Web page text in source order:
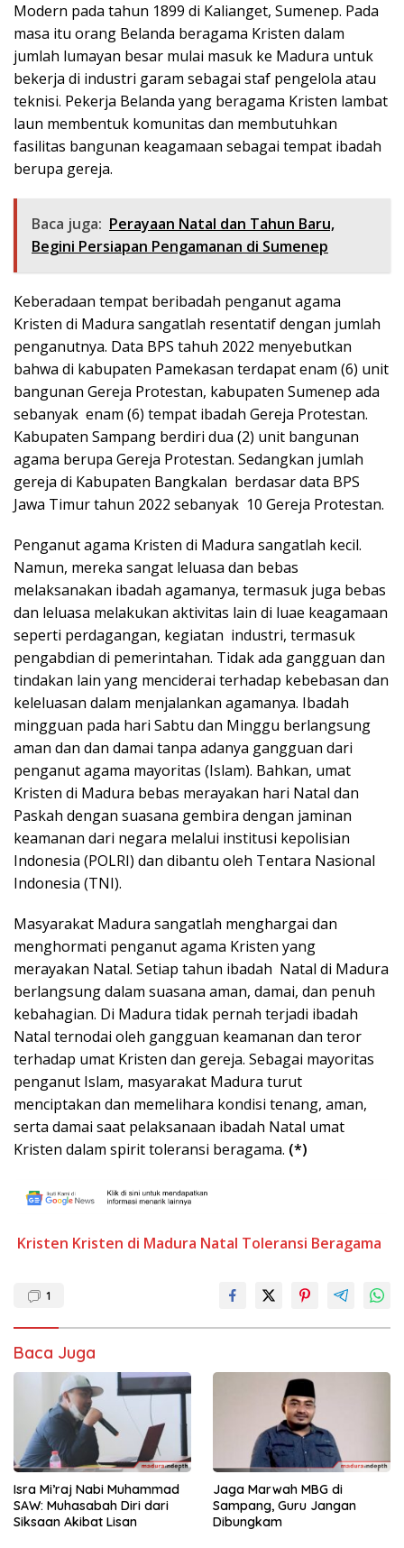
Modern pada tahun 1899 di Kalianget, Sumenep. Pada
masa itu orang Belanda beragama Kristen dalam
jumlah lumayan besar mulai masuk ke Madura untuk
bekerja di industri garam sebagai staf pengelola atau
teknisi. Pekerja Belanda yang beragama Kristen lambat
laun membentuk komunitas dan membutuhkan
fasilitas bangunan keagamaan sebagai tempat ibadah
berupa gereja.
Baca juga: Perayaan Natal dan Tahun Baru,
Begini Persiapan Pengamanan di Sumenep
Keberadaan tempat beribadah penganut agama
Kristen di Madura sangatlah resentatif dengan jumlah
penganutnya. Data BPS tahuh 2022 menyebutkan
bahwa di kabupaten Pamekasan terdapat enam (6) unit
bangunan Gereja Protestan, kabupaten Sumenep ada
sebanyak enam (6) tempat ibadah Gereja Protestan.
Kabupaten Sampang berdiri dua (2) unit bangunan
agama berupa Gereja Protestan. Sedangkan jumlah
gereja di Kabupaten Bangkalan berdasar data BPS
Jawa Timur tahun 2022 sebanyak 10 Gereja Protestan.
Penganut agama Kristen di Madura sangatlah kecil.
Namun, mereka sangat leluasa dan bebas
melaksanakan ibadah agamanya, termasuk juga bebas
dan leluasa melakukan aktivitas lain di luae keagamaan
seperti perdagangan, kegiatan industri, termasuk
pengabdian di pemerintahan. Tidak ada gangguan dan
tindakan lain yang menciderai terhadap kebebasan dan
keleluasan dalam menjalankan agamanya. Ibadah
mingguan pada hari Sabtu dan Minggu berlangsung
aman dan dan damai tanpa adanya gangguan dari
penganut agama mayoritas (Islam). Bahkan, umat
Kristen di Madura bebas merayakan hari Natal dan
Paskah dengan suasana gembira dengan jaminan
keamanan dari negara melalui institusi kepolisian
Indonesia (POLRI) dan dibantu oleh Tentara Nasional
Indonesia (TNI).
Masyarakat Madura sangatlah menghargai dan
menghormati penganut agama Kristen yang
merayakan Natal. Setiap tahun ibadah Natal di Madura
berlangsung dalam suasana aman, damai, dan penuh
kebahagian. Di Madura tidak pernah terjadi ibadah
Natal ternodai oleh gangguan keamanan dan teror
terhadap umat Kristen dan gereja. Sebagai mayoritas
penganut Islam, masyarakat Madura turut
menciptakan dan memelihara kondisi tenang, aman,
serta damai saat pelaksanaan ibadah Natal umat
Kristen dalam spirit toleransi beragama. (*)
Kristen Kristen di Madura Natal Toleransi Beragama
1
Baca Juga
Isra Mi’raj Nabi Muhammad
SAW: Muhasabah Diri dari
Siksaan Akibat Lisan
Jaga Marwah MBG di
Sampang, Guru Jangan
Dibungkam